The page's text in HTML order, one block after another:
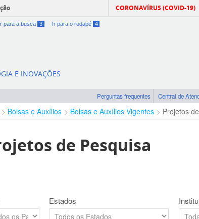
CORONAVÍRUS (COVID-19)
para a busca 3 Ir para o rodapé 4
E INOVAÇÕES
Perguntas frequentes Central de
Bolsas e Auxílios Bolsas e Auxílios Vigentes Projetos
de Pesquisa
Estados